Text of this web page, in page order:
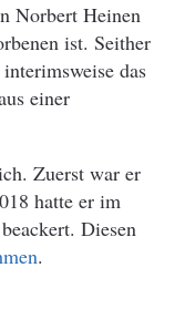
Norbert Heinen
ist. Seither
das
einer
Zuerst war er
hatte er im
Diesen
.